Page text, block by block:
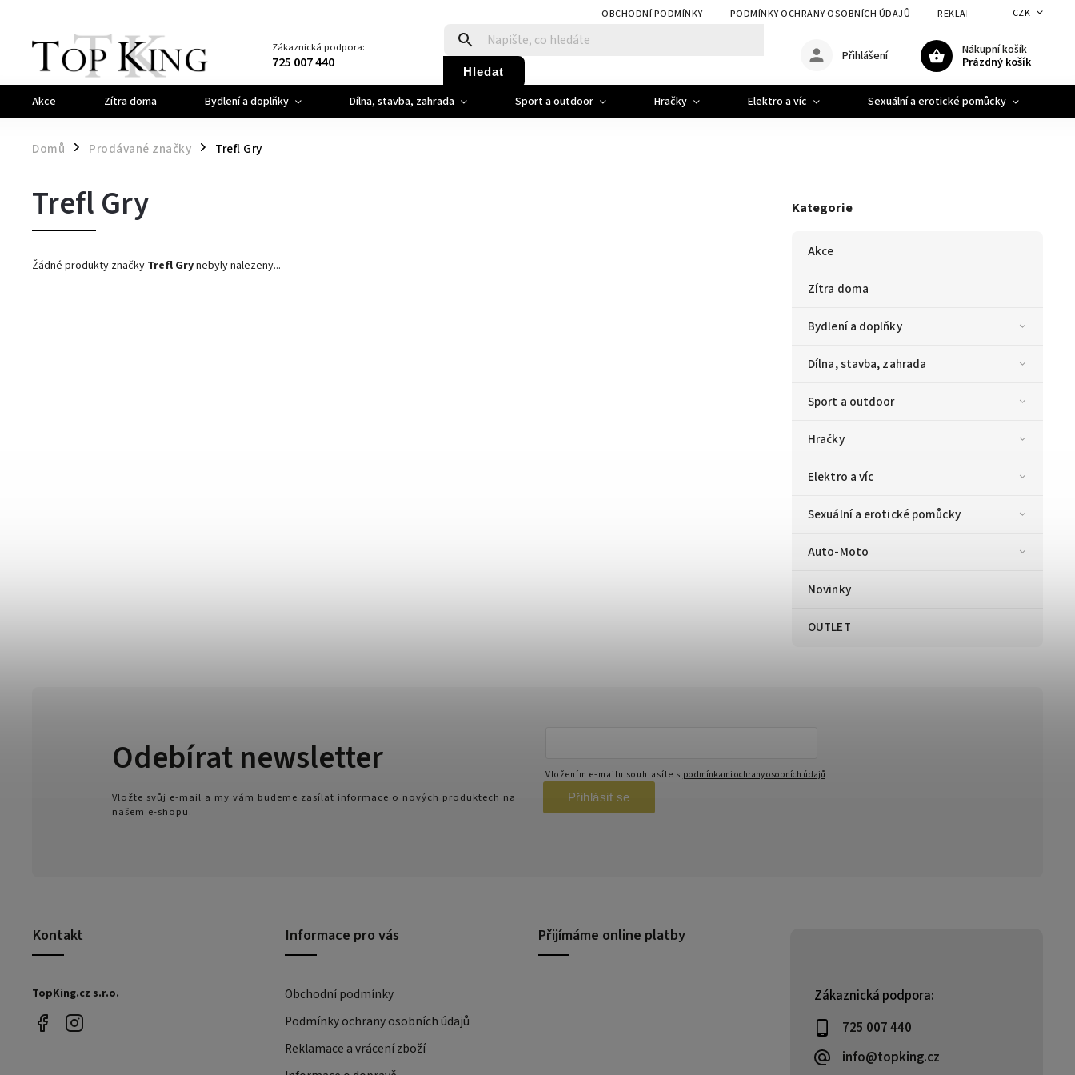
OBCHODNÍ PODMÍNKY PODMÍNKY OCHRANY OSOBNÍCH ÚDAJŮ REKLAMACE A VRÁCENÍ ZBOŽÍ
CZK
Zákaznická podpora:
725 007 440 Hledat
Nákupní košík
Prázdný košík
Přihlášení
Akce Zítra doma Bydlení a doplňky Dílna, stavba, zahrada Sport a outdoor Hračky Elektro a víc Sexuální a erotické pomůcky
Domů / Prodávané značky / Trefl Gry
Kategorie
Akce
Zítra doma
Bydlení a doplňky
Dílna, stavba, zahrada
Sport a outdoor
Hračky
Elektro a víc
Sexuální a erotické pomůcky
Auto-Moto
Novinky
OUTLET
Trefl Gry
Žádné produkty značky Trefl Grynebyly nalezeny...
Zákaznická podpora:
725 007 440
info@topking.cz
Kontakt
TopKing.cz s.r.o.
Odebírat newsletter
Vložte svůj e-mail a my vám budeme zasílat informace o nových produktech na
našem e-shopu.
Vložením e-mailu souhlasíte s podmínkami ochrany osobních údajů
Přihlásit se
Informace pro vás
Obchodní podmínky
Podmínky ochrany osobních údajů
Reklamace a vrácení zboží
Přijímáme online platby